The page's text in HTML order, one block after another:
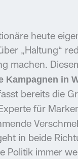
heute
„Haltung“
machen.
Kampagnen in
bereits die
für
in beide
Politik immer